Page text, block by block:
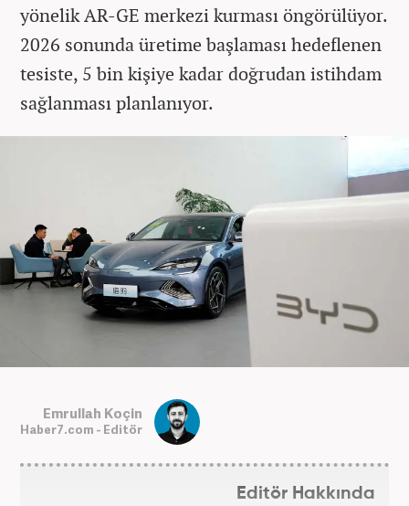
yönelik AR-GE merkezi kurması öngörülüyor.
2026 sonunda üretime başlaması hedeflenen
tesiste, 5 bin kişiye kadar doğrudan istihdam
sağlanması planlanıyor.
Emrullah Koçin
Haber7.com - Editör
Editör Hakkında